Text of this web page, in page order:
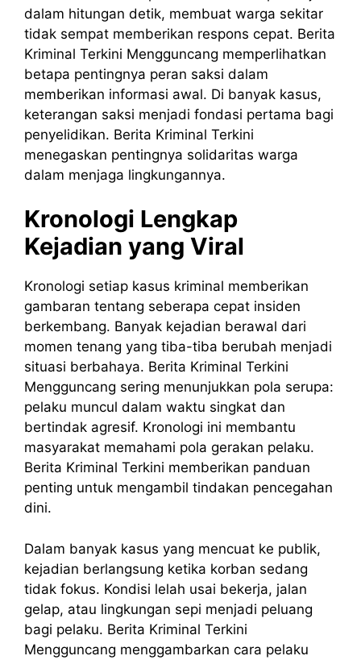
dalam hitungan detik, membuat warga sekitar
tidak sempat memberikan respons cepat. Berita
Kriminal Terkini Mengguncang memperlihatkan
betapa pentingnya peran saksi dalam
memberikan informasi awal. Di banyak kasus,
keterangan saksi menjadi fondasi pertama bagi
penyelidikan. Berita Kriminal Terkini
menegaskan pentingnya solidaritas warga
dalam menjaga lingkungannya.
Kronologi Lengkap
Kejadian yang Viral
Kronologi setiap kasus kriminal memberikan
gambaran tentang seberapa cepat insiden
berkembang. Banyak kejadian berawal dari
momen tenang yang tiba-tiba berubah menjadi
situasi berbahaya. Berita Kriminal Terkini
Mengguncang sering menunjukkan pola serupa:
pelaku muncul dalam waktu singkat dan
bertindak agresif. Kronologi ini membantu
masyarakat memahami pola gerakan pelaku.
Berita Kriminal Terkini memberikan panduan
penting untuk mengambil tindakan pencegahan
dini.
Dalam banyak kasus yang mencuat ke publik,
kejadian berlangsung ketika korban sedang
tidak fokus. Kondisi lelah usai bekerja, jalan
gelap, atau lingkungan sepi menjadi peluang
bagi pelaku. Berita Kriminal Terkini
Mengguncang menggambarkan cara pelaku